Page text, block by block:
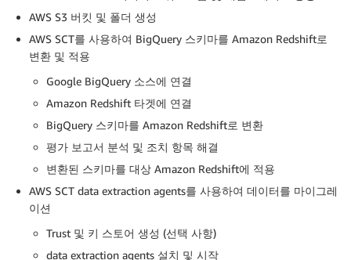
AWS S3 버킷 및 폴더 생성
AWS SCT를 사용하여 BigQuery 스키마를 Amazon Redshift로
변환 및 적용
Google BigQuery 소스에 연결
Amazon Redshift 타겟에 연결
BigQuery 스키마를 Amazon Redshift로 변환
평가 보고서 분석 및 조치 항목 해결
변환된 스키마를 대상 Amazon Redshift에 적용
AWS SCT data extraction agents를 사용하여 데이터를 마이그레
이션
Trust 및 키 스토어 생성 (선택 사항)
data extraction agents 설치 및 시작